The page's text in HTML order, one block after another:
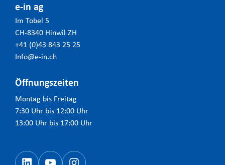
e-in ag
Im Tobel 5
CH-8340 Hinwil ZH
+41 (0)43 843 25 25
Info@e-in.ch
Öffnungszeiten
Montag bis Freitag
7:30 Uhr bis 12:00 Uhr
13:00 Uhr bis 17:00 Uhr
LinkedInYouTube
#